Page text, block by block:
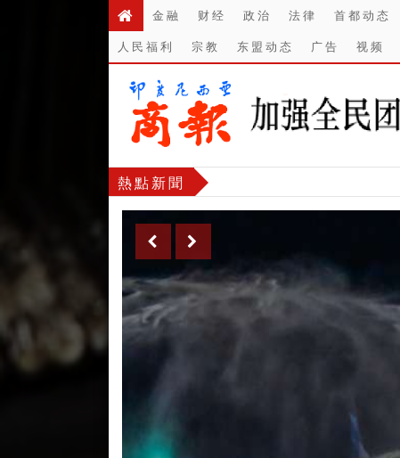
金融 财经 政治 法律 首都动态
人民福利
宗教 东盟动态 广告 视频
熱點新聞